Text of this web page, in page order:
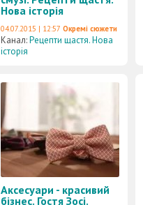
Нова історія
04.07.2015 | 12:57 Окремі сюжети
Канал:Рецепти щастя. Нова
історія
Аксесуари - красивий
бізнес. Гостя Зосі.